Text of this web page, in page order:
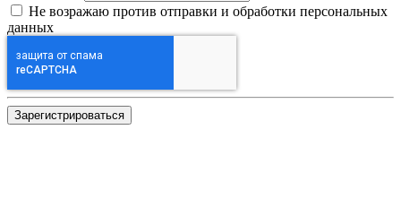
Не возражаю против отправки и обработки персональных
данных